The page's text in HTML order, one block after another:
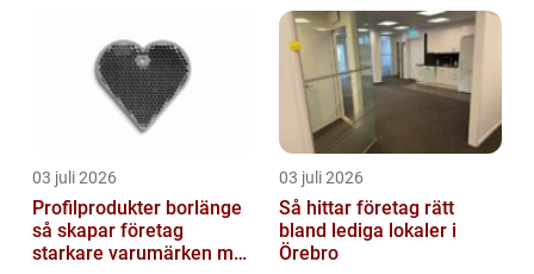
03 juli 2026
Profilprodukter borlänge
så skapar företag
starkare varumärken med
03 juli 2026
Så hittar företag rätt
bland lediga lokaler i
Örebro